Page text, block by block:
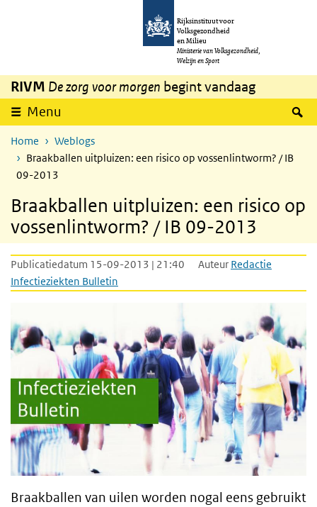
Overslaan en naar de inhoud gaan
Rijksinstituut voor
Volksgezondheid
en Milieu
Ministerie van Volksgezondheid,
Welzijn en Sport
RIVM De zorg voor morgen begint vandaag
Menu
Home
Weblogs
Braakballen uitpluizen: een risico op vossenlintworm? / IB
09-2013
Braakballen uitpluizen: een risico op
vossenlintworm? / IB 09-2013
Publicatiedatum 15-09-2013 | 21:40 Auteur Redactie
Infectieziekten Bulletin
Braakballen van uilen worden nogal eens gebruikt